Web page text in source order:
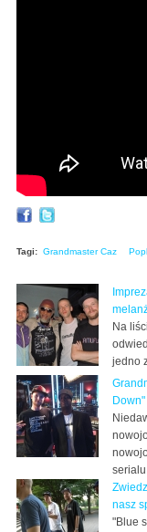
Tagi: Grandmaster Caz
Na
jedno
Down"
nasz
"Blue